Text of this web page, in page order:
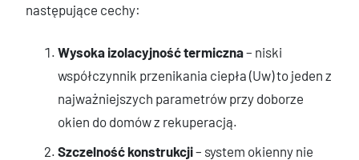
następujące cechy:
Wysoka izolacyjność termiczna– niski
współczynnik przenikania ciepła (Uw) to jeden z
najważniejszych parametrów przy doborze
okien do domów z rekuperacją.
Szczelność konstrukcji– system okienny nie